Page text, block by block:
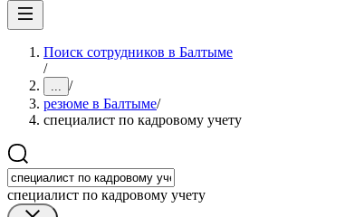
Поиск сотрудников в Балтыме
/
... /
резюме в Балтыме/
специалист по кадровому учету
специалист по кадровому учету